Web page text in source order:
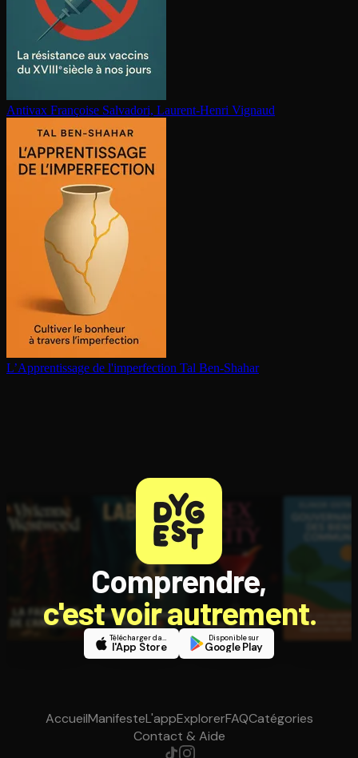
Antivax Françoise Salvadori, Laurent-Henri Vignaud
L’Ap­pren­tis­sage de l'im­per­fec­tion Tal Ben-Shahar
Comprendre,
c'est voir autrement.
Télécharger dans
l'App Store
Disponible sur
Google Play
AccueilManifesteL'appExplorerFAQCatégories
Contact & Aide